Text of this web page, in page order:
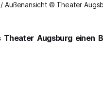
Außenansicht © Theater
Augsburg einen